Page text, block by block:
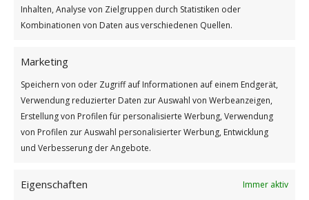
Inhalten, Analyse von Zielgruppen durch Statistiken oder
Kombinationen von Daten aus verschiedenen Quellen.
Marketing
Speichern von oder Zugriff auf Informationen auf einem Endgerät,
Verwendung reduzierter Daten zur Auswahl von Werbeanzeigen,
Erstellung von Profilen für personalisierte Werbung, Verwendung
von Profilen zur Auswahl personalisierter Werbung, Entwicklung
und Verbesserung der Angebote.
Eigenschaften
Immer aktiv
Wie findest du diesen Beitrag?
[Total:1
19. JULI 2022